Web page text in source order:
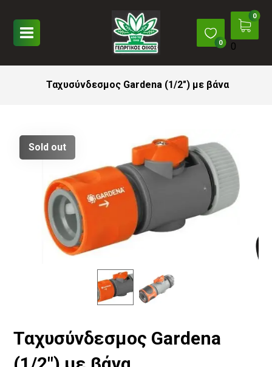
0
Ταχυσύνδεσμος Gardena (1/2″) με βάνα
Sold out
Ταχυσύνδεσμος Gardena